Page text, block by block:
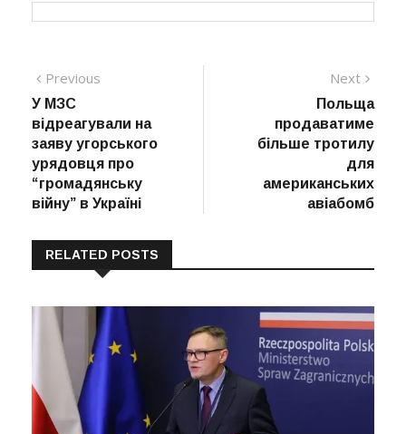
Навігація
записів
Previous
У МЗС
відреагували на
заяву угорського
урядовця про
“громадянську
війну” в Україні
Next
post:
Польща
продаватиме
більше тротилу
для
американських
авіабомб
RELATED POSTS